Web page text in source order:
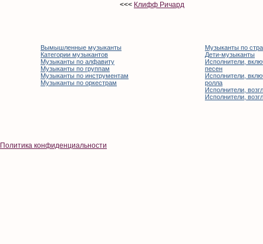
<<< Клифф Ричард
Вымышленные музыканты
Категории музыкантов
Музыканты по алфавиту
Музыканты по группам
Музыканты по инструментам
Музыканты по оркестрам
Музыканты по
Дети-музыканты
Исполнители,
песен
Исполнители,
ролла
Исполнители,
Исполнители,
Политика конфиденциальности